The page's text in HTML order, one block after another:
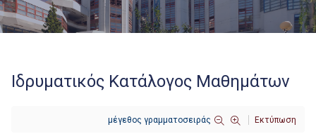
Ιδρυματικός Κατάλογος Μαθημάτων
μέγεθος γραμματοσειράς Εκτύπωση